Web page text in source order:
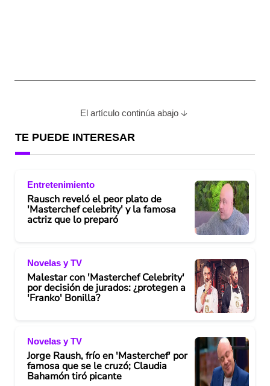
El artículo continúa abajo
TE PUEDE INTERESAR
Entretenimiento
Rausch reveló el peor plato de
'Masterchef celebrity' y la famosa
actriz que lo preparó
Novelas y TV
Malestar con 'Masterchef Celebrity'
por decisión de jurados: ¿protegen a
'Franko' Bonilla?
Novelas y TV
Jorge Raush, frío en 'Masterchef' por
famosa que se le cruzó; Claudia
Bahamón tiró picante